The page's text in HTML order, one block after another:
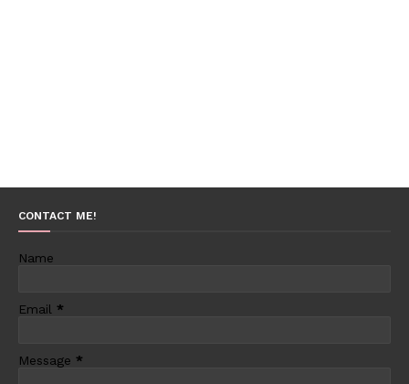
CONTACT ME!
Name
Email *
Message *